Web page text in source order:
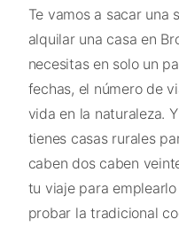
Te vamos a sacar una
alquilar una casa en
necesitas en solo un
fechas, el número de
vida en la naturaleza.
tienes casas rurales
caben dos caben
tu viaje para
probar la tradicional